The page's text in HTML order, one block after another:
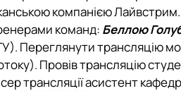
компанією Лайвстрим
команд: Беллою
Переглянути трансляцію
Провів трансляцію
трансляції асистент